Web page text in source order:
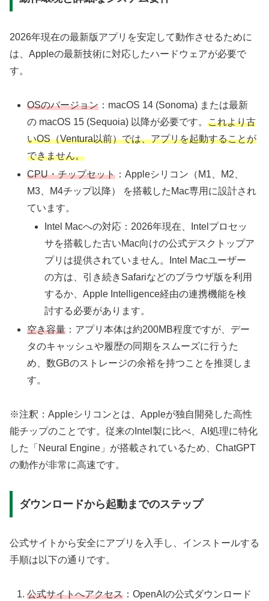
2026年現在の最新版アプリを安定して動作させるために
は、Appleの最新技術に対応したハードウェアが必要で
す。
OSのバージョン ：macOS 14 (Sonoma) または最新
の macOS 15 (Sequoia) 以降が必要です。これより古
いOS（Ventura以前）では、アプリを起動することが
できません。
CPU・チップセット ：Appleシリコン（M1、M2、
M3、M4チップ以降） を搭載したMac専用に設計され
ています。
Intel Macへの対応：2026年現在、Intelプロセッ
サを搭載した古いMac向けの公式デスクトップア
プリは提供されていません。Intel Macユーザー
の方は、引き続きSafariなどのブラウザ版を利用
するか、Apple Intelligence経由の連携機能を検
討する必要があります。
空き容量 ：アプリ本体は約200MB程度ですが、デー
タのキャッシュや履歴の同期をスムーズに行うた
め、数GBのストレージの余裕を持つことを推奨しま
す。
※注釈：Appleシリコンとは、Appleが独自開発した高性
能チップのことです。従来のIntel製に比べ、AI処理に特化
した「Neural Engine」が搭載されているため、ChatGPT
の動作が非常に高速です。
ダウンロードから起動までのステップ
公式サイトから安全にアプリを入手し、インストールする
手順は以下の通りです。
公式サイトへアクセス ：OpenAIの公式ダウンロード